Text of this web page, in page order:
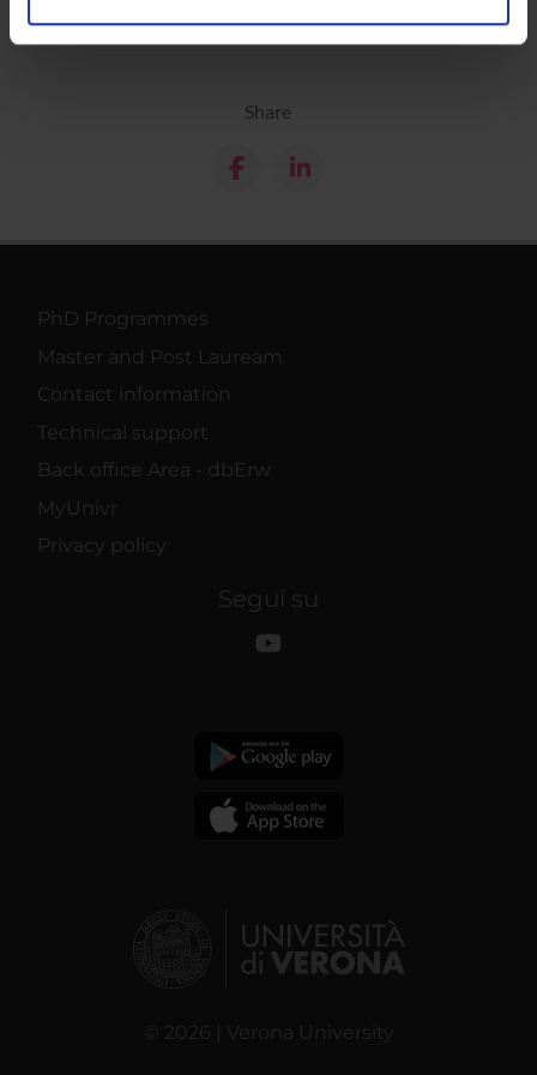
analizzare il nostro traffico. Condividiamo inoltre
pubblicità e social media, i quali potrebbero combinarle
raccolto dal tuo utilizzo dei loro servizi.
Share
PhD Programmes
Master and Post Lauream
Contact information
Technical support
Back office Area - dbErw
MyUnivr
Privacy policy
Segui su
© 2026 | Verona University